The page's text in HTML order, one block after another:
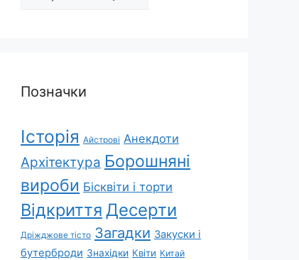
Позначки
Історія Айстрові Анекдоти
Архітектура Борошняні
вироби Бісквіти і торти
Відкриття Десерти
Дріжджове тісто Загадки Закуски і
бутерброди Знахідки Квіти Китай